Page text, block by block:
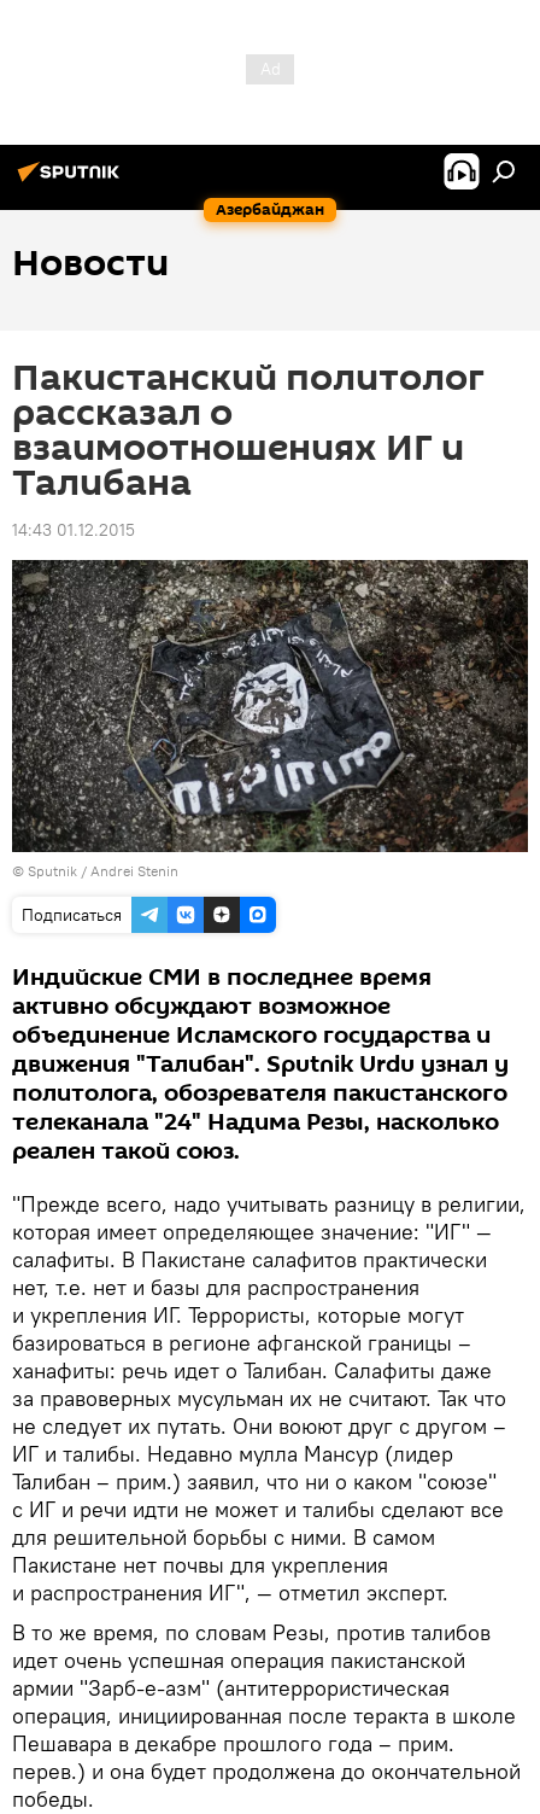
Азербайджан
Новости
Пакистанский политолог
рассказал о
взаимоотношениях ИГ и
Талибана
14:43 01.12.2015
© Sputnik / Andrei Stenin
Подписаться
Индийские СМИ в последнее время
активно обсуждают возможное
объединение Исламского государства и
движения "Талибан". Sputnik Urdu узнал у
политолога, обозревателя пакистанского
телеканала "24" Надима Резы, насколько
реален такой союз.
"Прежде всего, надо учитывать разницу в религии,
которая имеет определяющее значение: "ИГ" —
салафиты. В Пакистане салафитов практически
нет, т.е. нет и базы для распространения
и укрепления ИГ. Террористы, которые могут
базироваться в регионе афганской границы –
ханафиты: речь идет о Талибан. Салафиты даже
за правоверных мусульман их не считают. Так что
не следует их путать. Они воюют друг с другом –
ИГ и талибы. Недавно мулла Мансур (лидер
Талибан – прим.) заявил, что ни о каком "союзе"
с ИГ и речи идти не может и талибы сделают все
для решительной борьбы с ними. В самом
Пакистане нет почвы для укрепления
и распространения ИГ", — отметил эксперт.
В то же время, по словам Резы, против талибов
идет очень успешная операция пакистанской
армии "Зарб-е-азм" (антитеррористическая
операция, инициированная после теракта в школе
Пешавара в декабре прошлого года – прим.
перев.) и она будет продолжена до окончательной
победы.